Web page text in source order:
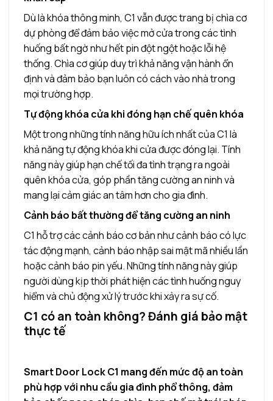
Dù là khóa thông minh, C1 vẫn được trang bị chìa cơ
dự phòng để đảm bảo việc mở cửa trong các tình
huống bất ngờ như hết pin đột ngột hoặc lỗi hệ
thống. Chìa cơ giúp duy trì khả năng vận hành ổn
định và đảm bảo bạn luôn có cách vào nhà trong
mọi trường hợp.
Tự động khóa cửa khi đóng hạn chế quên khóa
Một trong những tính năng hữu ích nhất của C1 là
khả năng tự động khóa khi cửa được đóng lại. Tính
năng này giúp hạn chế tối đa tình trạng ra ngoài
quên khóa cửa, góp phần tăng cường an ninh và
mang lại cảm giác an tâm hơn cho gia đình.
Cảnh báo bất thường để tăng cường an ninh
C1 hỗ trợ các cảnh báo cơ bản như cảnh báo có lực
tác động mạnh, cảnh báo nhập sai mật mã nhiều lần
hoặc cảnh báo pin yếu. Những tính năng này giúp
người dùng kịp thời phát hiện các tình huống nguy
hiểm và chủ động xử lý trước khi xảy ra sự cố.
C1 có an toàn không? Đánh giá bảo mật
thực tế
Smart Door Lock C1 mang đến mức độ an toàn
phù hợp với nhu cầu gia đình phổ thông, đảm